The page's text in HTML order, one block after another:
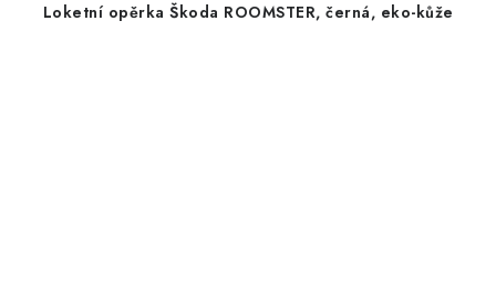
Loketní opěrka Škoda ROOMSTER, černá, eko-kůže